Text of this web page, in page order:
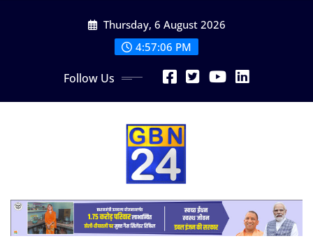
Thursday, 6 August 2026
4:57:07 PM
Follow Us